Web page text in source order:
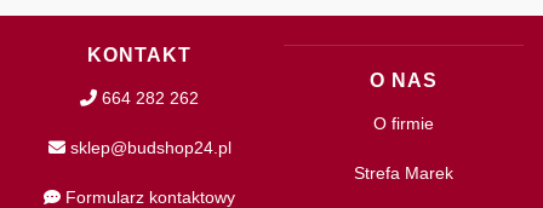
KONTAKT
664 282 262
sklep@budshop24.pl
Formularz kontaktowy
O NAS
O firmie
Strefa Marek